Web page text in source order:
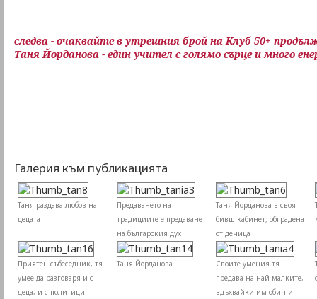
следва - очаквайте в утрешния брой на Клуб 50+
Таня Йорданова - един учител с голямо сърце и много
Галерия към публикацията
Таня раздава любов на
децата
Предаването на
традициите е предаване
на българския дух
Таня Йорданова в своя
бивш кабинет, обградена
от дечица
Приятен събеседник, тя
умее да разговаря и с
деца, и с политици
Таня Йорданова
Своите умения тя
предава на най-малките,
вдъхвайки им обич и